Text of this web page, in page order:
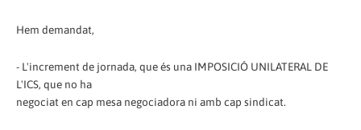
Hem demandat,
- L'increment de jornada, que és una IMPOSICIÓ UNILATERAL DE
L'ICS, que no ha
negociat en cap mesa negociadora ni amb cap sindicat.